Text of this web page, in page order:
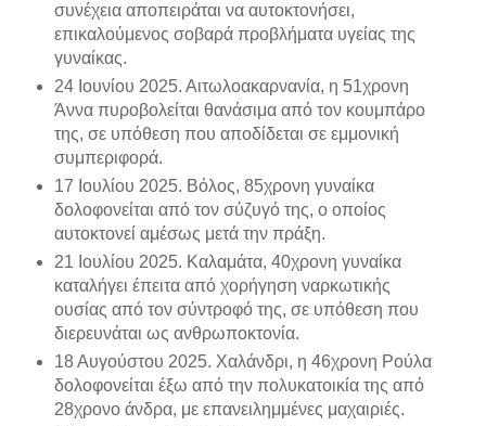
συνέχεια αποπειράται να αυτοκτονήσει,
επικαλούμενος σοβαρά προβλήματα υγείας της
γυναίκας.
24 Ιουνίου 2025. Αιτωλοακαρνανία, η 51χρονη
Άννα πυροβολείται θανάσιμα από τον κουμπάρο
της, σε υπόθεση που αποδίδεται σε εμμονική
συμπεριφορά.
17 Ιουλίου 2025. Βόλος, 85χρονη γυναίκα
δολοφονείται από τον σύζυγό της, ο οποίος
αυτοκτονεί αμέσως μετά την πράξη.
21 Ιουλίου 2025. Καλαμάτα, 40χρονη γυναίκα
καταλήγει έπειτα από χορήγηση ναρκωτικής
ουσίας από τον σύντροφό της, σε υπόθεση που
διερευνάται ως ανθρωποκτονία.
18 Αυγούστου 2025. Χαλάνδρι, η 46χρονη Ρούλα
δολοφονείται έξω από την πολυκατοικία της από
28χρονο άνδρα, με επανειλημμένες μαχαιριές.